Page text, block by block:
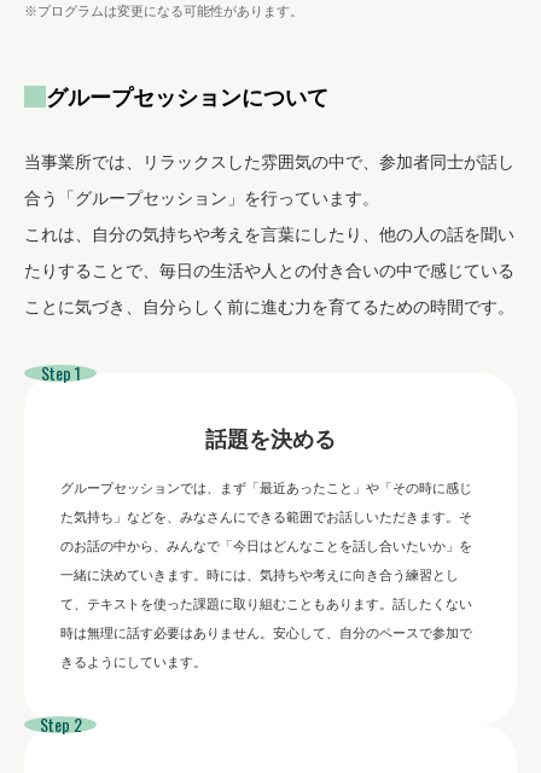
※プログラムは変更になる可能性があります。
グループセッションについて
当事業所では、リラックスした雰囲気の中で、参加者同士が話し
合う「グループセッション」を行っています。
これは、自分の気持ちや考えを言葉にしたり、他の人の話を聞い
たりすることで、毎日の生活や人との付き合いの中で感じている
ことに気づき、自分らしく前に進む力を育てるための時間です。
Step 1
話題を決める
グループセッションでは、まず「最近あったこと」や「その時に感じ
た気持ち」などを、みなさんにできる範囲でお話しいただきます。そ
のお話の中から、みんなで「今日はどんなことを話し合いたいか」を
一緒に決めていきます。時には、気持ちや考えに向き合う練習とし
て、テキストを使った課題に取り組むこともあります。話したくない
時は無理に話す必要はありません。安心して、自分のペースで参加で
きるようにしています。
Step 2